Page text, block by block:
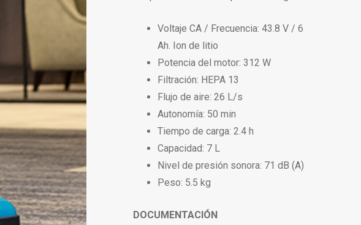
Voltaje CA / Frecuencia: 43.8 V / 6
Ah. Ion de litio
Potencia del motor: 312 W
Filtración: HEPA 13
Flujo de aire: 26 L/s
Autonomía: 50 min
Tiempo de carga: 2.4 h
Capacidad: 7 L
Nivel de presión sonora: 71 dB (A)
Peso: 5.5 kg
DOCUMENTACIÓN